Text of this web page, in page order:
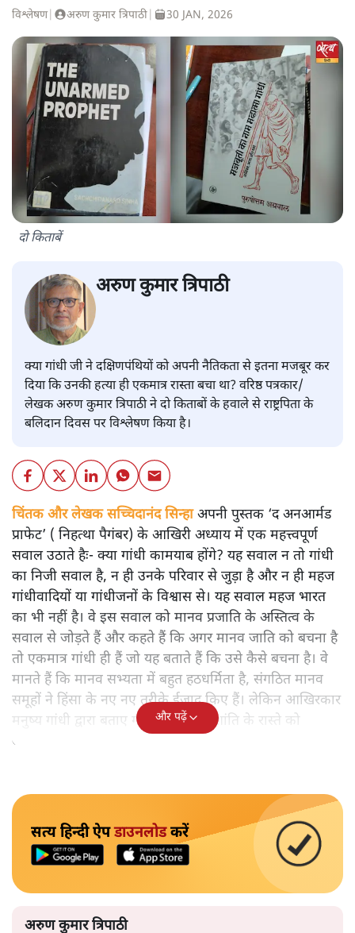
विश्लेषण| अरुण कुमार त्रिपाठी 30 JAN, 2026
दो किताबें
अरुण कुमार त्रिपाठी
क्या गांधी जी ने दक्षिणपंथियों को अपनी नैतिकता से इतना मजबूर कर
दिया कि उनकी हत्या ही एकमात्र रास्ता बचा था? वरिष्ठ पत्रकार/
लेखक अरुण कुमार त्रिपाठी ने दो किताबों के हवाले से राष्ट्रपिता के
बलिदान दिवस पर विश्लेषण किया है।
चिंतक और लेखक सच्चिदानंद सिन्हाअपनी पुस्तक ‘द अनआर्मड
प्राफेट’ ( निहत्था पैगंबर) के आखिरी अध्याय में एक महत्त्वपूर्ण
सवाल उठाते हैः- क्या गांधी कामयाब होंगे? यह सवाल न तो गांधी
का निजी सवाल है, न ही उनके परिवार से जुड़ा है और न ही महज
गांधीवादियों या गांधीजनों के विश्वास से। यह सवाल महज भारत
का भी नहीं है। वे इस सवाल को मानव प्रजाति के अस्तित्व के
सवाल से जोड़ते हैं और कहते हैं कि अगर मानव जाति को बचना है
तो एकमात्र गांधी ही हैं जो यह बताते हैं कि उसे कैसे बचना है। वे
मानते हैं कि मानव सभ्यता में बहुत हठधर्मिता है, संगठित मानव
समूहों ने हिंसा के नए नए तरीके ईजाद किए हैं। लेकिन आखिरकार
मनुष्य गांधी द्वारा बताए गए अहिंसा और शांति के रास्ते को
अपनाएगा।
और पढ़ें
सत्य हिन्दी ऐपडाउनलोडकरें
अरुण कुमार त्रिपाठी